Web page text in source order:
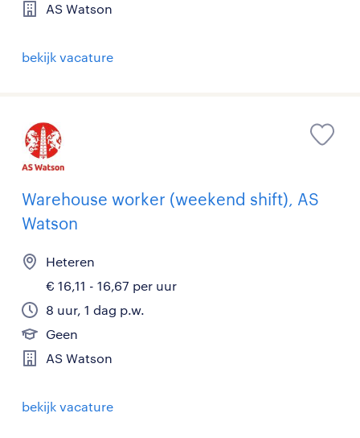
AS Watson
bekijk vacature
Warehouse worker (weekend shift), AS
Watson
Heteren
€ 16,11 - 16,67 per uur
8 uur, 1 dag p.w.
Geen
AS Watson
bekijk vacature